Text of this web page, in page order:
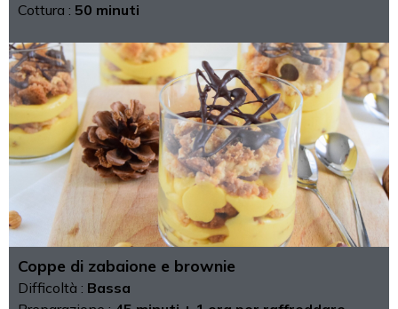
Cottura : 50 minuti
Coppe di zabaione e brownie
Difficoltà : Bassa